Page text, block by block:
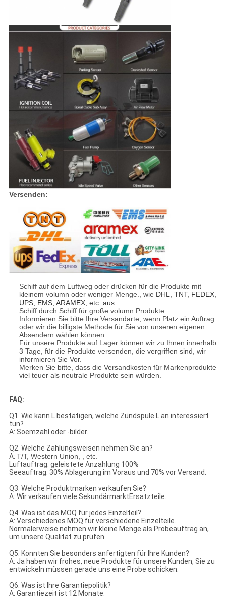
Versenden:
Schiff auf dem Luftweg oder drücken für die Produkte mit
kleinem volumn oder weniger Menge., wie DHL, TNT, FEDEX,
UPS, EMS, ARAMEX, etc. aus.
Schiff durch Schiff für große volumn Produkte.
Informieren Sie bitte Ihre Versandarte, wenn Platz ein Auftrag
oder wir die billigste Methode für Sie von unseren eigenen
Absendern wählen können.
Für unsere Produkte auf Lager können wir zu Ihnen innerhalb
3 Tage, für die Produkte versenden, die vergriffen sind, wir
informieren Sie Vor.
Merken Sie bitte, dass die Versandkosten für Markenprodukte
viel teuer als neutrale Produkte sein würden.
FAQ:
Q1. Wie kann L bestätigen, welche Zündspule L an interessiert
tun?
A: Soemzahl oder -bilder.
Q2. Welche Zahlungsweisen nehmen Sie an?
A: T/T, Western Union, , etc.
Luftauftrag: geleistete Anzahlung 100%
Seeauftrag: 30% Ablagerung im Voraus und 70% vor Versand.
Q3. Welche Produktmarken verkaufen Sie?
A: Wir verkaufen viele SekundärmarktErsatzteile.
Q4. Was ist das MOQ für jedes Einzelteil?
A: Verschiedenes MOQ für verschiedene Einzelteile.
Normalerweise nehmen wir kleine Menge als Probeauftrag an,
um unsere Qualität zu prüfen.
Q5. Konnten Sie besonders anfertigten für Ihre Kunden?
A: Ja haben wir frohes, neue Produkte für unsere Kunden, Sie zu
entwickeln müssen gerade uns eine Probe schicken.
Q6: Was ist Ihre Garantiepolitik?
A: Garantiezeit ist 12 Monate.